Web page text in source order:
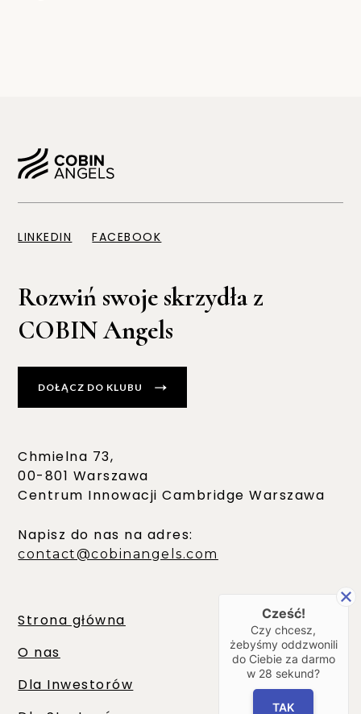
LINKEDIN FACEBOOK
Rozwiń swoje skrzydła z
COBIN Angels
DOŁĄCZ DO KLUBU
Napisz do nas na adres:
contact@cobinangels.com
Chmielna 73,
00-801 Warszawa
Centrum Innowacji Cambridge Warszawa
Strona główna
O nas
Dla Inwestorów
Cześć!
Czy chcesz,
żebyśmy oddzwonili
do Ciebie za darmo
w 28 sekund?
TAK